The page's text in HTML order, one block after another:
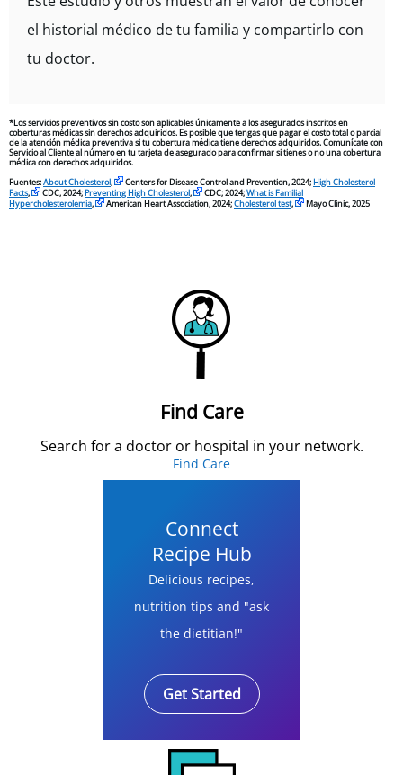
el historial médico de tu familia y compartirlo con
tu doctor.
*Los servicios preventivos sin costo son aplicables únicamente a los asegurados inscritos en
coberturas médicas sin derechos adquiridos. Es posible que tengas que pagar el costo total o parcial
de la atención médica preventiva si tu cobertura médica tiene derechos adquiridos. Comunícate con
Servicio al Cliente al número en tu tarjeta de asegurado para confirmar si tienes o no una cobertura
médica con derechos adquiridos.
Fuentes:About Cholesterol, Centers for Disease Control and Prevention, 2024; High Cholesterol
Facts, CDC, 2024; Preventing High Cholesterol, CDC; 2024;What is Familial
Hypercholesterolemia, American Heart Association, 2024;Cholesterol test, Mayo Clinic, 2025
Find Care
Search for a doctor or hospital in your network.
Find Care
Connect
Recipe Hub
Delicious recipes,
nutrition tips and "ask
the dietitian!"
Get Started